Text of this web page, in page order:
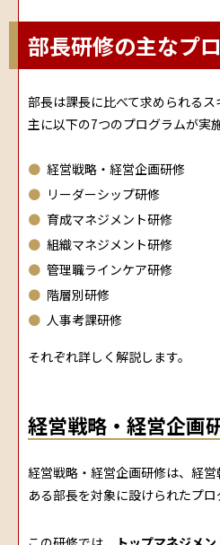
部長研修の主なプ
部長は課長に比べて求められる
主に以下の7つのプログラムが実
経営戦略・経営企画研修
リーダーシップ研修
育成マネジメント研修
組織マネジメント研修
管理職ラインケア研修
階層別研修
人事考課研修
それぞれ詳しく解説します。
経営戦略・経営企画
経営戦略・経営企画研修は、経
ある部長を対象に設けられたプロ